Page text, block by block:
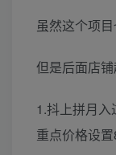
虽然这个项
但是后面店
1.抖上拼月
重点价格设